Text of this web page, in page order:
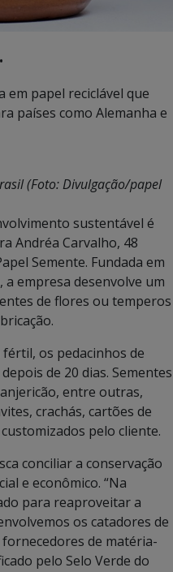
em papel reciclável que
países como Alemanha e
(Foto: Divulgação/papel
sustentável é
Andréa Carvalho, 48
Semente. Fundada em
a empresa desenvolve um
de flores ou temperos
os pedacinhos de
de 20 dias. Sementes
entre outras,
crachás, cartões de
pelo cliente.
conciliar a conservação
e econômico. “Na
para reaproveitar a
os catadores de
de matéria-
pelo Selo Verde do